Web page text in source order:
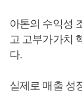
아톤의 수익성
고 고부가가치
다.
실제로 매출 성